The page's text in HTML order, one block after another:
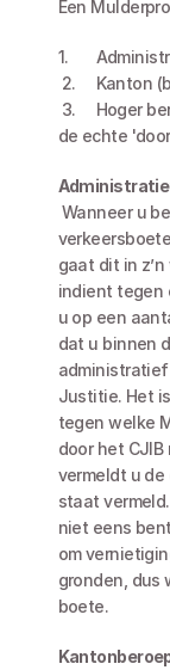
Een
1.
2.
de echte
Wanneer u bezwaar indient tegen een
gaat dit in
indient tegen
u op een
dat u binnen
Justitie. Het
tegen welke
door het
vermeldt u
staat
niet eens
om
gronden, dus
boete.